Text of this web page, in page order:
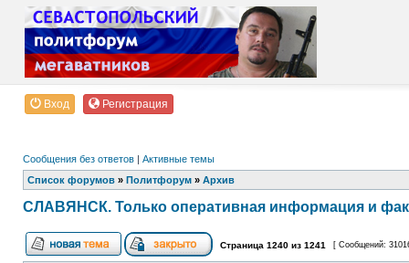
Вход Регистрация
Сообщения без ответов | Активные темы
Список форумов » Политфорум » Архив
СЛАВЯНСК. Только оперативная информация и
Страница 1240 из 1241 [ Сообщений: